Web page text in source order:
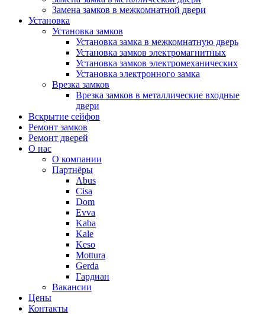
Замена замков в межкомнатной двери
Установка
Установка замков
Установка замка в межкомнатную дверь
Установка замков электромагнитных
Установка замков электромеханических
Установка электронного замка
Врезка замков
Врезка замков в металлические входные
двери
Вскрытие сейфов
Ремонт замков
Ремонт дверей
О нас
О компании
Партнёры
Abus
Cisa
Dom
Evva
Kaba
Kale
Keso
Mottura
Gerda
Гардиан
Вакансии
Цены
Контакты